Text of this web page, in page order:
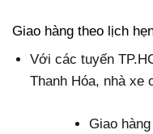
Giao hàng theo lịch
Với các tuyến
Thanh Hóa, nhà xe
Giao